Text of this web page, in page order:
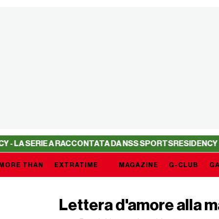
A RACCONTATA DA NSS SPORTSRESIDENCY - LA SERIE
EXTRATIME
THAN MAGAZINE G-CLUB
Lettera d'amore alla